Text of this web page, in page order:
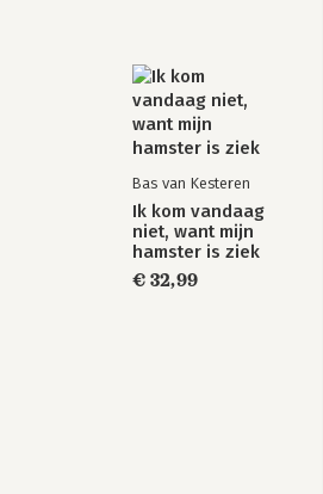
persoonlijke ontwikkeling ontrafelt. In
hun gesprekken brengen ze complexe
thema’s terug naar de kern en
onderzoeken ze wat er nodig is om te
bouwen aan een leven en bedrijf dat
www.10xjeimpact.nl
Bas van Kesteren
Ik kom vandaag
niet, want mijn
hamster is ziek
€ 32,99